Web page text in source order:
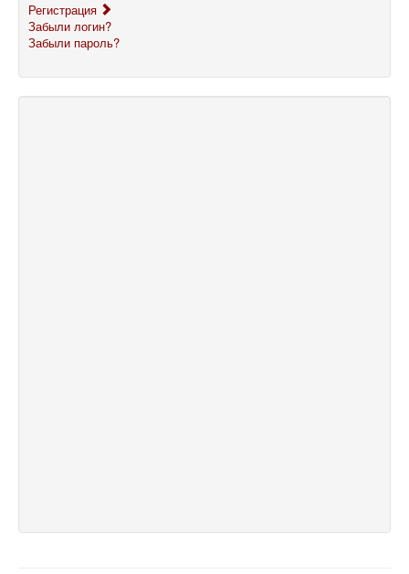
Регистрация
Забыли логин?
Забыли пароль?